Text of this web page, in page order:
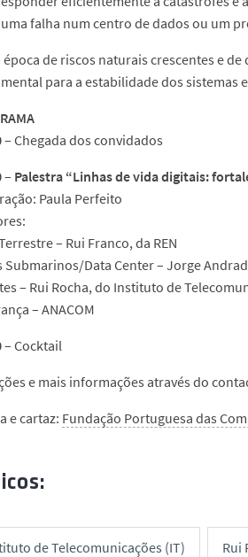
falha num centro de dados ou um
época de riscos naturais crescentes e
para a estabilidade dos sistemas
– Chegada dos convidados
– Palestra “Linhas de vida digitais:
Paula Perfeito
– Rui Franco, da REN
Submarinos/Data Center – Jorge
– Rui Rocha, do Instituto de
– ANACOM
– Cocktail
e mais informações através do
e cartaz: Fundação Portuguesa das
de Telecomunicações (IT) Rui